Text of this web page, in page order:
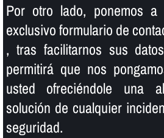
Por otro lado, ponemos
exclusivo formulario de
, tras facilitarnos sus
permitirá que nos
usted ofreciéndole una
solución de cualquier
seguridad.